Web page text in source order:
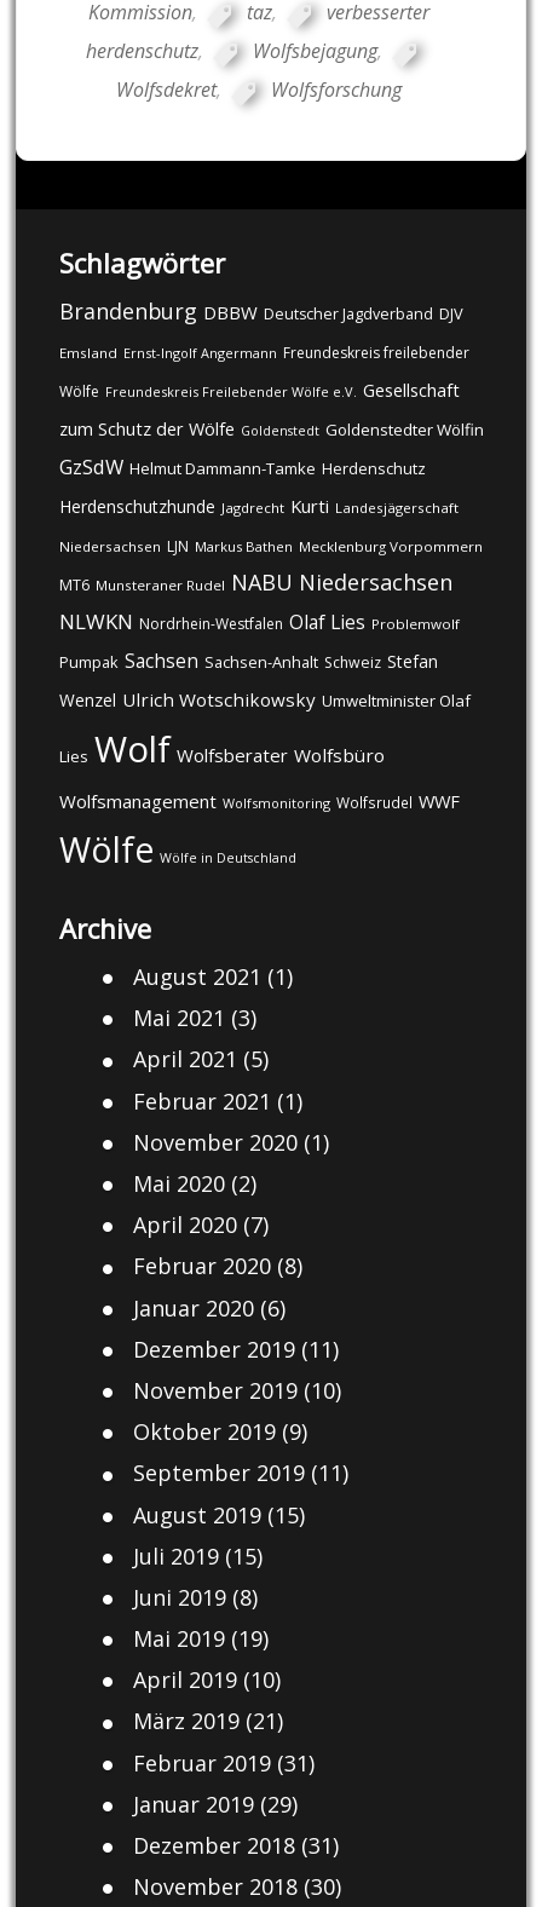
Kommission, taz,
verbesserter
herdenschutz, Wolfsbejagung,
Wolfsdekret, Wolfsforschung
Schlagwörter
Brandenburg DBBW Deutscher Jagdverband DJV
Emsland Ernst-Ingolf Angermann Freundeskreis freilebender
Wölfe Freundeskreis Freilebender Wölfe e.V. Gesellschaft
zum Schutz der Wölfe Goldenstedt Goldenstedter Wölfin
GzSdW Helmut Dammann-Tamke Herdenschutz
Herdenschutzhunde Jagdrecht Kurti Landesjägerschaft
Niedersachsen LJN Markus Bathen Mecklenburg Vorpommern
MT6 Munsteraner Rudel NABU Niedersachsen
NLWKN Nordrhein-Westfalen Olaf Lies Problemwolf
Pumpak Sachsen Sachsen-Anhalt Schweiz Stefan
Wenzel Ulrich Wotschikowsky Umweltminister Olaf
Lies Wolf Wolfsberater Wolfsbüro
Wolfsmanagement Wolfsmonitoring Wolfsrudel WWF
Wölfe Wölfe in Deutschland
Archive
August 2021 (1)
Mai 2021 (3)
April 2021 (5)
Februar 2021 (1)
November 2020(1)
Mai 2020(2)
April 2020(7)
Februar 2020(8)
Januar 2020(6)
Dezember 2019(11)
November 2019(10)
Oktober 2019(9)
September 2019(11)
August 2019(15)
Juli 2019(15)
Juni 2019(8)
Mai 2019(19)
April 2019(10)
März 2019(21)
Februar 2019(31)
Januar 2019(29)
Dezember 2018(31)
November 2018(30)